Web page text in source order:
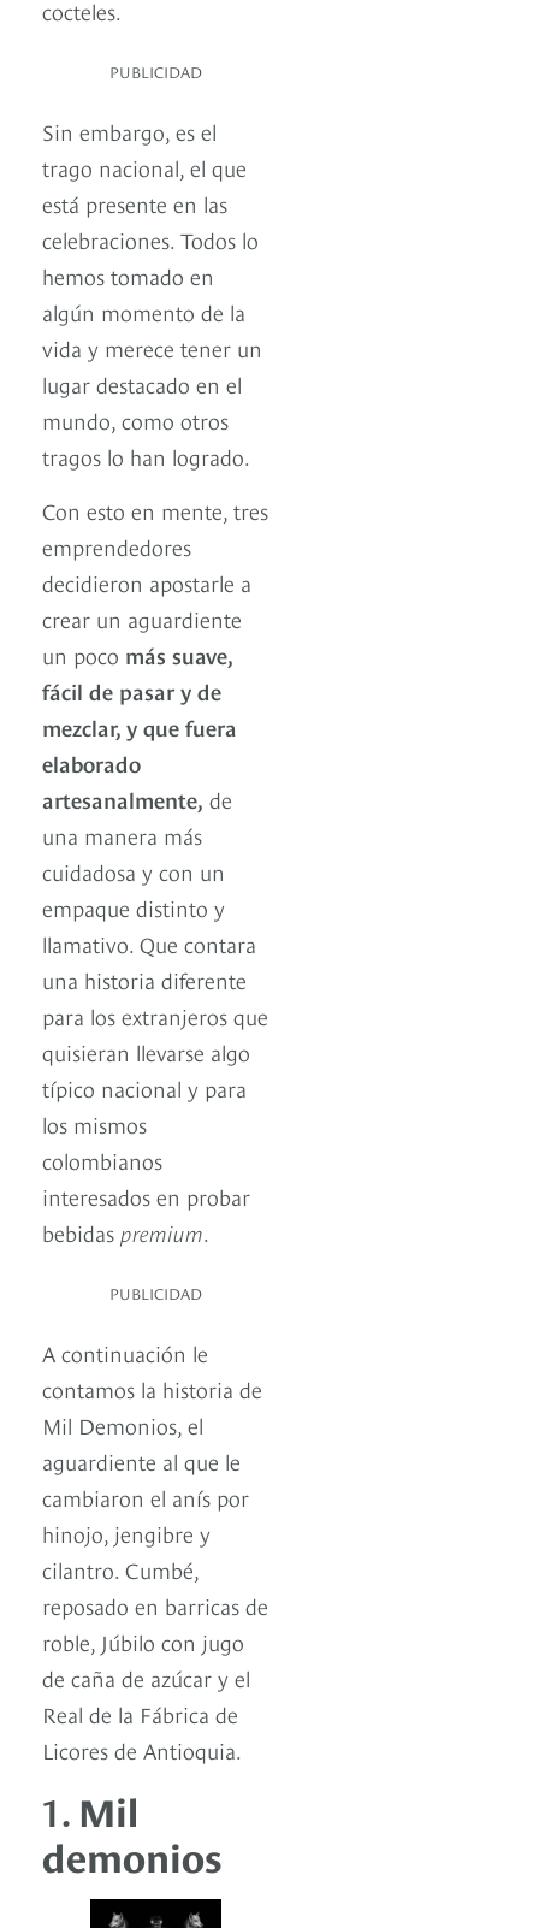
cocteles.
PUBLICIDAD
Sin embargo, es el
trago nacional, el que
está presente en las
celebraciones. Todos lo
hemos tomado en
algún momento de la
vida y merece tener un
lugar destacado en el
mundo, como otros
tragos lo han logrado.
Con esto en mente, tres
emprendedores
decidieron apostarle a
crear un aguardiente
un poco más suave,
fácil de pasar y de
mezclar, y que fuera
elaborado
artesanalmente, de
una manera más
cuidadosa y con un
empaque distinto y
llamativo. Que contara
una historia diferente
para los extranjeros que
quisieran llevarse algo
típico nacional y para
los mismos
colombianos
interesados en probar
bebidas premium.
PUBLICIDAD
A continuación le
contamos la historia de
Mil Demonios, el
aguardiente al que le
cambiaron el anís por
hinojo, jengibre y
cilantro. Cumbé,
reposado en barricas de
roble, Júbilo con jugo
de caña de azúcar y el
Real de la Fábrica de
Licores de Antioquia.
1. Mil
demonios